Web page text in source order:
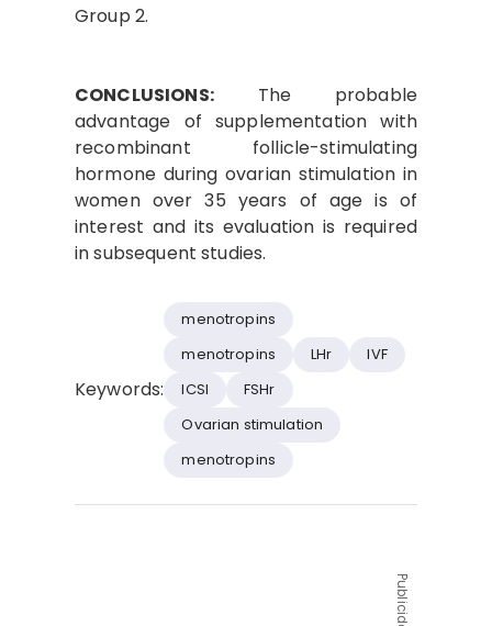
Group 2.
CONCLUSIONS:The probable
advantage of supplementation with
recombinant follicle-stimulating
hormone during ovarian stimulation in
women over 35 years of age is of
interest and its evaluation is required
in subsequent studies.
Keywords:
menotropins
menotropins
LHr
IVF
ICSI
FSHr
Ovarian stimulation
menotropins
Publicidad